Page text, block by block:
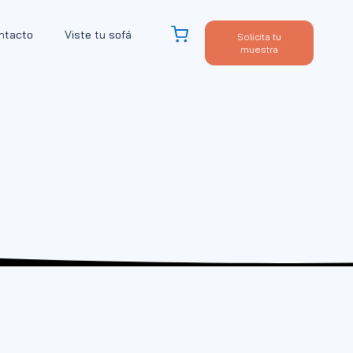
Viste tu sofá
Solicita tu
muestra